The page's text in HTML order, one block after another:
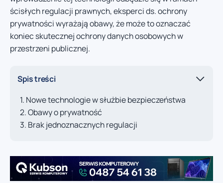
ścisłych regulacji prawnych, eksperci ds. ochrony
prywatności wyrażają obawy, że może to oznaczać
koniec skutecznej ochrony danych osobowych w
przestrzeni publicznej.
Spis treści
Nowe technologie w służbie bezpieczeństwa
Obawy o prywatność
Brak jednoznacznych regulacji